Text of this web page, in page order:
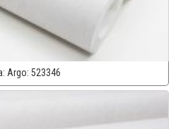
Argo: 523346